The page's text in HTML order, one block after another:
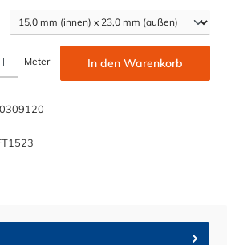
Wert ein oder benutze die Schaltflächen um die Anzahl
Meter In den Warenkorb